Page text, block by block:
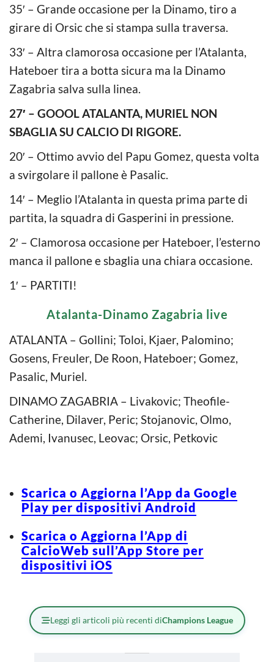
35′ – Grande occasione per la Dinamo, tiro a
girare di Orsic che si stampa sulla traversa.
33′ – Altra clamorosa occasione per l’Atalanta,
Hateboer tira a botta sicura ma la Dinamo
Zagabria salva sulla linea.
27′ – GOOOL ATALANTA, MURIEL NON
SBAGLIA SU CALCIO DI RIGORE.
20′ – Ottimo avvio del Papu Gomez, questa volta
a svirgolare il pallone è Pasalic.
14′ – Meglio l’Atalanta in questa prima parte di
partita, la squadra di Gasperini in pressione.
2′ – Clamorosa occasione per Hateboer, l’esterno
manca il pallone e sbaglia una chiara occasione.
1′ – PARTITI!
Atalanta-Dinamo Zagabria live
ATALANTA – Gollini; Toloi, Kjaer, Palomino;
Gosens, Freuler, De Roon, Hateboer; Gomez,
Pasalic, Muriel.
DINAMO ZAGABRIA – Livakovic; Theofile-
Catherine, Dilaver, Peric; Stojanovic, Olmo,
Ademi, Ivanusec, Leovac; Orsic, Petkovic
Scarica o Aggiorna l’App da Google
Play per dispositivi Android
Scarica o Aggiorna l’App di
CalcioWeb sull’App Store per
dispositivi iOS
Leggi gli articoli più recenti diChampions League